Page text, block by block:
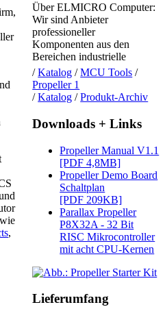
/Katalog /MCU Tools /
Propeller 1
/Katalog /Produkt-Archiv
Downloads + Links
Propeller Manual V1.1
[PDF 4,8MB]
Propeller Demo Board
Schaltplan
[PDF 209KB]
Parallax Propeller
P8X32A - 32 Bit
RISC Mikrocontroller
mit acht CPU-Kernen
Lieferumfang
Über ELMICRO Computer:
Wir sind Anbieter
professioneller
Komponenten aus den
Bereichen industrielle
,